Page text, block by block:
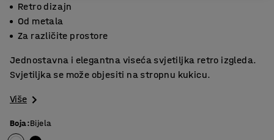
Retro dizajn
Od metala
Za različite prostore
Jednostavna i elegantna viseća svjetiljka retro izgleda.
Svjetiljka se može objesiti na stropnu kukicu.
Više
Boja:Bijela